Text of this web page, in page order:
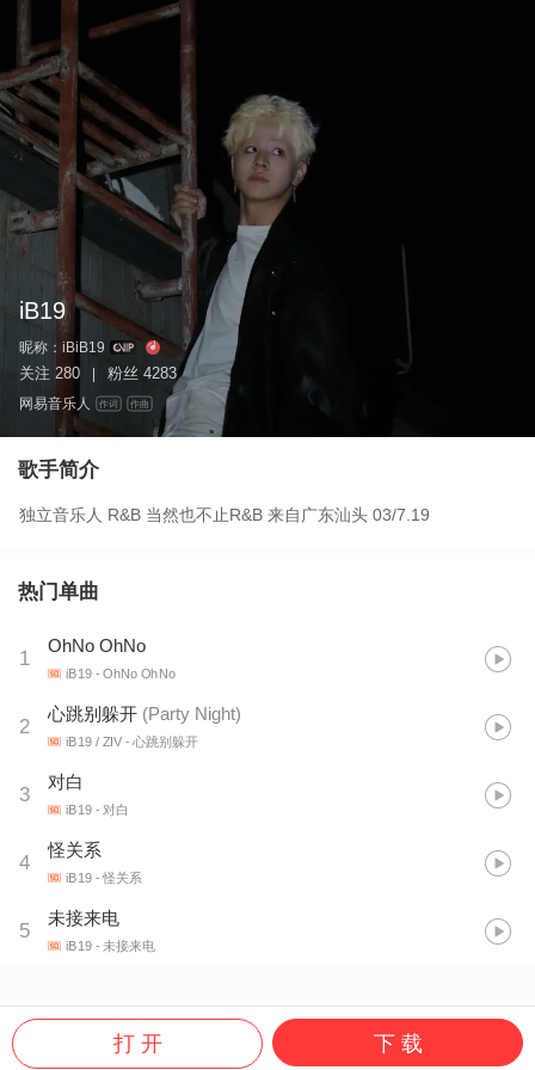
iB19
昵称： iBiB19
关注 280 粉丝 4283
网易音乐人 作词 作曲
歌手简介
独立音乐人 R&B 当然也不止R&B 来自广东汕头 03/7.19
热门单曲
1
OhNo OhNo
iB19 - OhNo OhNo
2
心跳别躲开 (Party Night)
iB19 / ZIV- 心跳别躲开
3
对白
iB19 - 对白
4
怪关系
iB19 - 怪关系
5
未接来电
iB19 - 未接来电
打 开 下 载